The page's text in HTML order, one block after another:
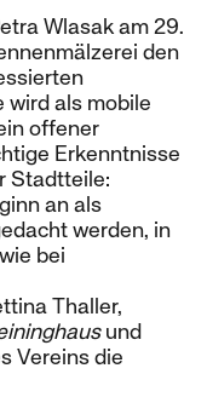
Wlasak am 29.
den
wird als mobile
offener
Erkenntnisse
Stadtteile:
an als
werden, in
bei
Thaller,
und
Vereins die